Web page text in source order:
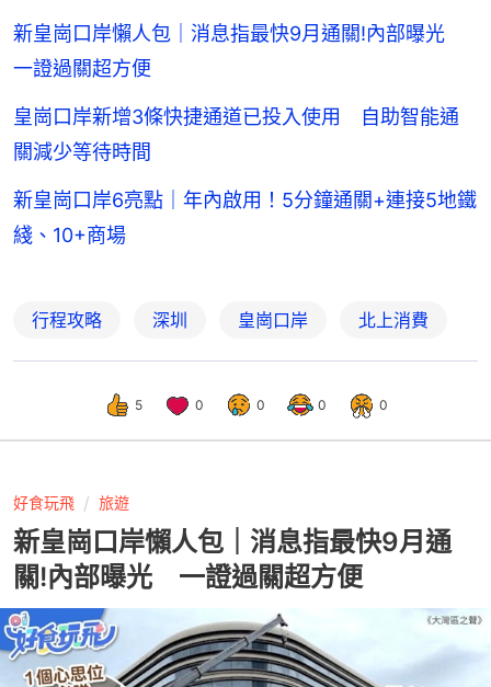
新皇崗口岸懶人包｜消息指最快9月通關!內部曝光
一證過關超方便
皇崗口岸新增3條快捷通道已投入使用 自助智能通
關減少等待時間
新皇崗口岸6亮點｜年內啟用！5分鐘通關+連接5地鐵
綫、10+商場
行程攻略 深圳 皇崗口岸 北上消費
5 0 0 0 0
好食玩飛 旅遊
新皇崗口岸懶人包｜消息指最快9月通
關!內部曝光 一證過關超方便